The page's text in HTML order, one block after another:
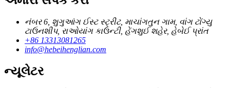
નંબર 6, શુગુઆંગ ઈસ્ટ સ્ટ્રીટ, માચાંગતુન ગામ, વાંગ ટોંગ્યુ
ટાઉનશીપ, રાઓયાંગ કાઉન્ટી, હેંગશુઈ શહેર, હેબેઈ પ્રાંત
+86 13313081265
info@hebeihenglian.com
ન્યૂલેટર